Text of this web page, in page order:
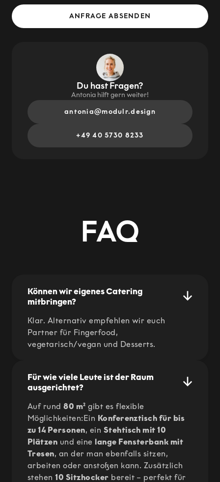
Du hast Fragen?
Antonia hilft gern weiter!
antonia@modulr.design
+49 40 5730 8233
FAQ
Können wir eigenes Catering
mitbringen?
↓
Klar. Alternativ empfehlen wir euch
Partner für Fingerfood,
vegetarisch/vegan und Desserts.
Für wie viele Leute ist der Raum
ausgerichtet?
↓
Auf rund80 m² gibt es flexible
Möglichkeiten:Ein Konferenztisch für bis
zu 14 Personen, ein Stehtisch mit 10
Plätzen und eine lange Fensterbank mit
Tresen, an der man ebenfalls sitzen,
arbeiten oder anstoßen kann. Zusätzlich
stehen10 Sitzhocker bereit – perfekt für